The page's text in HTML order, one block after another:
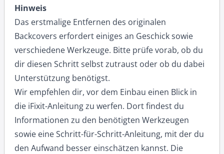
Hinweis
Das erstmalige Entfernen des originalen
Backcovers erfordert einiges an Geschick sowie
verschiedene Werkzeuge. Bitte prüfe vorab, ob du
dir diesen Schritt selbst zutraust oder ob du dabei
Unterstützung benötigst.
Wir empfehlen dir, vor dem Einbau einen Blick in
die iFixit-Anleitung zu werfen. Dort findest du
Informationen zu den benötigten Werkzeugen
sowie eine Schritt-für-Schritt-Anleitung, mit der du
den Aufwand besser einschätzen kannst. Die